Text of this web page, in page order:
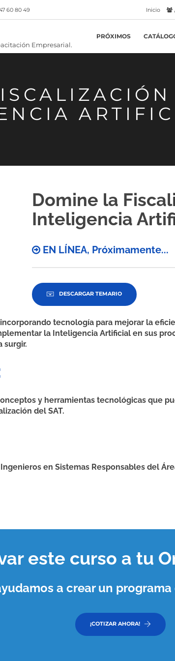
60 80 49 Inicio
PRÓXIMOS
Domine la
Inteligencia
EN LÍNEA, Próximamente...
DESCARGAR TEMARIO
tecnología para mejorar la
la Inteligencia Artificial en sus
surgir.
y herramientas tecnológicas que
del SAT.
en Sistemas Responsables del
este curso a tu
a crear un
¡COTIZAR AHORA!